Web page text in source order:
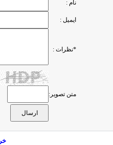
نام :
ایمیل :
*نظرات :
متن تصویر:
خروج